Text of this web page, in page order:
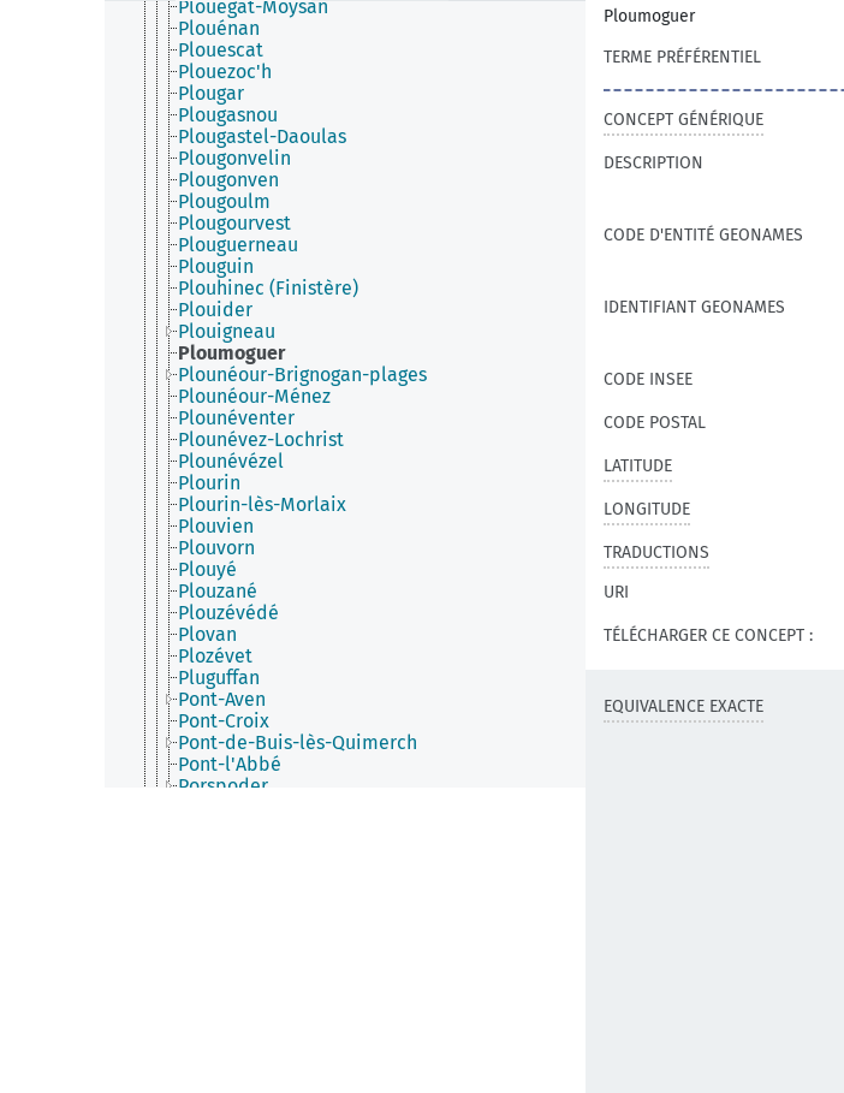
Plouégat-Moysan
Plouénan
Plouescat
Plouezoc'h
Plougar
Plougasnou
Plougastel-Daoulas
Plougonvelin
Plougonven
Plougoulm
Plougourvest
Plouguerneau
Plouguin
Plouhinec (Finistère)
Plouider
Plouigneau
Ploumoguer
Plounéour-Brignogan-plages
Plounéour-Ménez
Plounéventer
Plounévez-Lochrist
Plounévézel
Plourin
Plourin-lès-Morlaix
Plouvien
Plouvorn
Plouyé
Plouzané
Plouzévédé
Plovan
Plozévet
Pluguffan
Pont-Aven
Pont-Croix
Pont-de-Buis-lès-Quimerch
Pont-l'Abbé
Porspoder
Ploumoguer
TERME PRÉFÉRENTIEL
CONCEPT GÉNÉRIQUE
DESCRIPTION
CODE D'ENTITÉ GEONAMES
IDENTIFIANT GEONAMES
CODE INSEE
CODE POSTAL
LATITUDE
LONGITUDE
TRADUCTIONS
URI
TÉLÉCHARGER CE CONCEPT :
EQUIVALENCE EXACTE